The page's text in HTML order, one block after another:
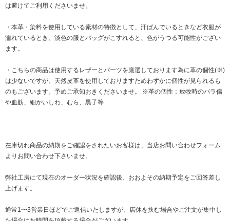
は避けてご利用くださいませ。
・本革・染料を使用している素材の特徴として、汗ばんでいるときなど衣服が
濡れているとき、淡色の服とバッグがこすれると、色がうつる可能性がござい
ます。
・こちらの商品は使用するレザーとパーツを厳選しております為に革の個性(※)
は少ないですが、天然皮革を使用しておりますためわずかに個性が見られるも
のもございます。予めご承知おきくださいませ。 ※革の個性：放牧時のバラ傷
や血筋、細かいしわ、むら、黒子等
在庫切れ商品の納期をご確認をされたいお客様は、当店お問い合わせフォーム
よりお問い合わせ下さいませ。
弊社工房にて現在のオーダー状況を確認後、おおよその納期予定をご回答差し
上げます。
通常1〜3営業日ほどでご返信いたしますが、店休を挟む場合やご注文が集中し